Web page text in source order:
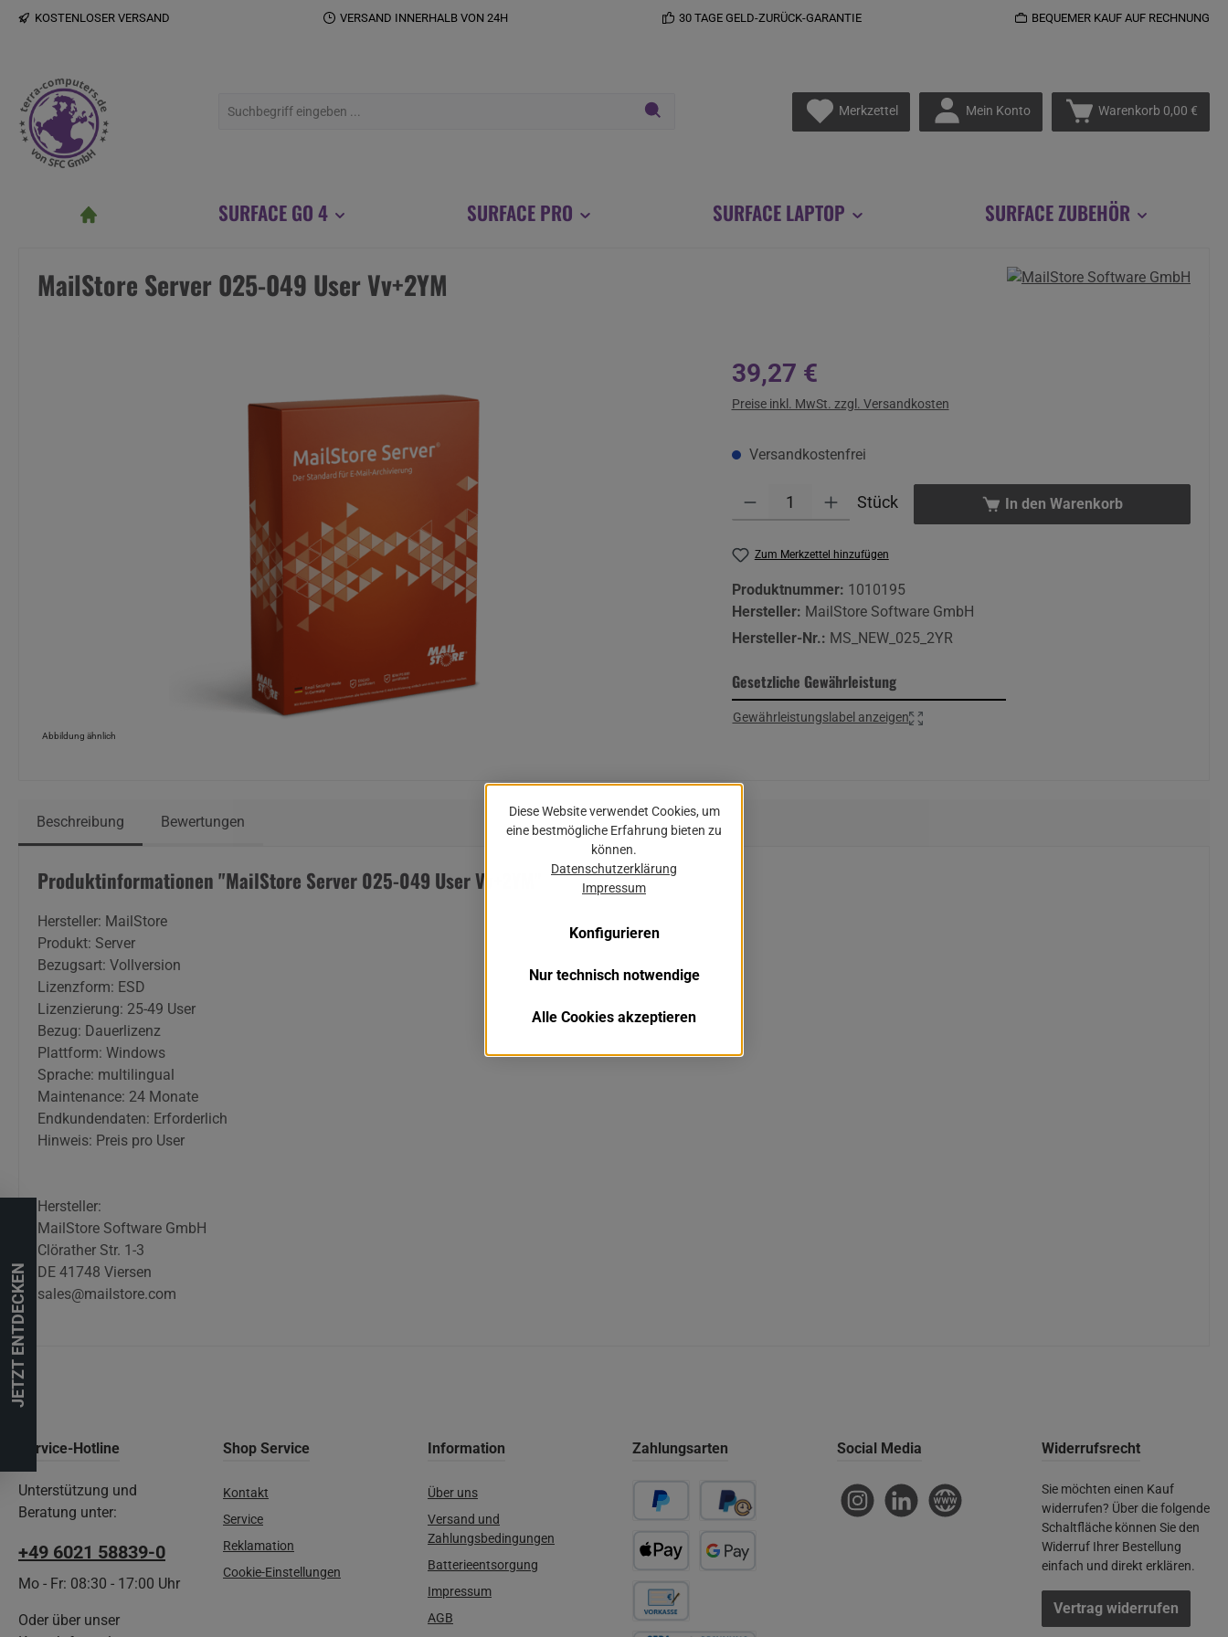
Hauptinhalt springen
Zur Suche springen
Zur Hauptnavigation springen
KOSTENLOSER VERSAND VERSAND INNERHALB VON 24H 30 TAGE GELD-ZURÜCK-GARANTIE BEQUEMER KAUF AUF RECHNUNG
MerkzettelDu hast 0 Produkte auf dem Merkzettel
Mein Konto Warenkorb 0,00 €
SURFACE GO 4 SURFACE PRO SURFACE LAPTOP SURFACE ZUBEHÖR
MailStore Server 025-049 User Vv+2YM
Abbildung ähnlich
Regulärer Preis:
39,27 €
Preise inkl. MwSt. zzgl. Versandkosten
Versandkostenfrei
Produkt Anzahl: Gib den gewünschten Wert ein oder benutze die Schaltflächen um die
Stück In den Warenkorb
Zum Merkzettel hinzufügen
Produktnummer: 1010195
Hersteller: MailStore Software GmbH
Hersteller-Nr.: MS_NEW_025_2YR
Gesetzliche Gewährleistung
Gewährleistungslabel anzeigen
Beschreibung Bewertungen
Produktinformationen "MailStore Server 025-049 User Vv+2YM"
Hersteller: MailStore
Produkt: Server
Bezugsart: Vollversion
Lizenzform: ESD
Lizenzierung: 25-49 User
Bezug: Dauerlizenz
Plattform: Windows
Sprache: multilingual
Maintenance: 24 Monate
Endkundendaten: Erforderlich
Hinweis: Preis pro User
Hersteller:
MailStore Software GmbH
Clörather Str. 1-3
DE 41748 Viersen
sales@mailstore.com
Service-Hotline
Unterstützung und
Beratung unter:
+49 6021 58839-0
Mo - Fr: 08:30 - 17:00 Uhr
Oder über unser
Shop Service
Kontakt
Service
Reklamation
Cookie-Einstellungen
Information
Über uns
Versand und
Zahlungsbedingungen
Batterieentsorgung
Impressum
AGB
Zahlungsarten Social Media
InstagramLinkedIn Website
Widerrufsrecht
Sie möchten einen Kauf
widerrufen? Über die folgende
Schaltfläche können Sie den
Widerruf Ihrer Bestellung
einfach und direkt erklären.
Vertrag widerrufen
JETZT ENTDECKEN
Diese Website verwendet Cookies, um
eine bestmögliche Erfahrung bieten zu
können.
Datenschutzerklärung
Impressum
Nur technisch notwendige
Konfigurieren
Alle Cookies akzeptieren